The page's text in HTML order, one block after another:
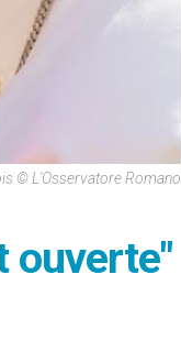
© L'Osservatore Romano
ouverte"